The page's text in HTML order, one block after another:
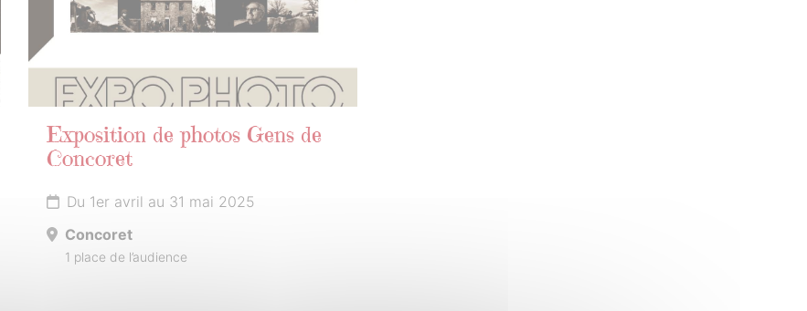
Exposition de photos Gens de
Concoret
Du 1er avril au 31 mai 2025
Concoret
1 place de l’audience